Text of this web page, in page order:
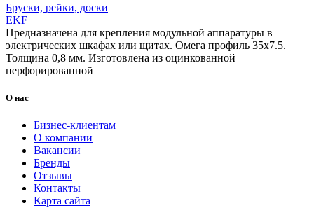
Бруски, рейки, доски
EKF
Предназначена для крепления модульной аппаратуры в
электрических шкафах или щитах. Омега профиль 35х7.5.
Толщина 0,8 мм. Изготовлена из оцинкованной
перфорированной
О нас
Бизнес-клиентам
О компании
Вакансии
Бренды
Отзывы
Контакты
Карта сайта